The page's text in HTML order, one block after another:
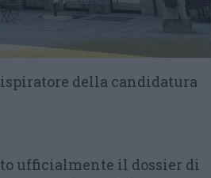
della candidatura
ufficialmente il dossier di